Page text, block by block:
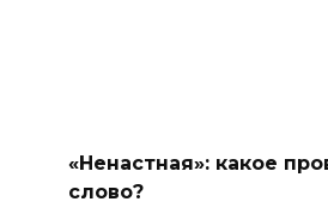
«Ненастная»: какое
слово?